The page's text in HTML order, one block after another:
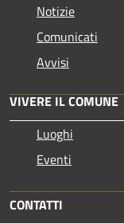
Notizie
Comunicati
Avvisi
VIVERE IL COMUNE
Luoghi
Eventi
CONTATTI